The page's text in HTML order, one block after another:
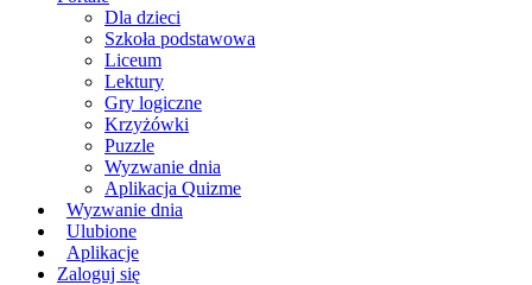
Dla dzieci
Szkoła podstawowa
Liceum
Lektury
Gry logiczne
Krzyżówki
Puzzle
Wyzwanie dnia
Aplikacja Quizme
Wyzwanie dnia
Ulubione
Aplikacje
Zaloguj się